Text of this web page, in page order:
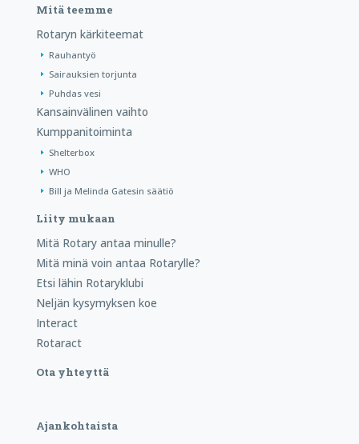
Mitä teemme
Rotaryn kärkiteemat
Rauhantyö
Sairauksien torjunta
Puhdas vesi
Kansainvälinen vaihto
Kumppanitoiminta
Shelterbox
WHO
Bill ja Melinda Gatesin säätiö
Liity mukaan
Mitä Rotary antaa minulle?
Mitä minä voin antaa Rotarylle?
Etsi lähin Rotaryklubi
Neljän kysymyksen koe
Interact
Rotaract
Ota yhteyttä
Ajankohtaista